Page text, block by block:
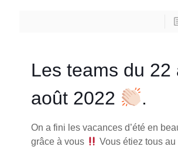
Les teams du 22
août 2022
.
On a fini les vacances d’été en
grâce à vous
Vous étiez tous